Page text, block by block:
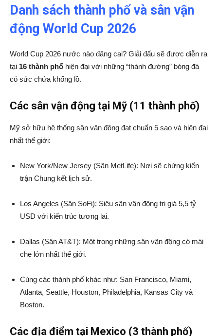
Danh sách thành phố và sân vận
động World Cup 2026
World Cup 2026 nước nào đăng cai? Giải đấu sẽ được diễn ra
tại 16 thành phố hiện đại với những “thánh đường” bóng đá
có sức chứa khổng lồ.
Các sân vận động tại Mỹ (11 thành phố)
Mỹ sở hữu hệ thống sân vận động đạt chuẩn 5 sao và hiện đại
nhất thế giới:
New York/New Jersey (Sân MetLife): Nơi sẽ chứng kiến
trận Chung kết lịch sử.
Los Angeles (Sân SoFi): Siêu sân vận động trị giá 5,5 tỷ
USD với kiến trúc tương lai.
Dallas (Sân AT&T): Một trong những sân vận động có mái
che lớn nhất thế giới.
Cùng các thành phố khác như: San Francisco, Miami,
Atlanta, Seattle, Houston, Philadelphia, Kansas City và
Boston.
Các địa điểm tại Mexico (3 thành phố)